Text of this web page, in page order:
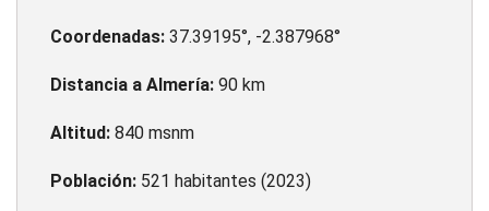
Coordenadas: 37.39195°, -2.387968°
Distancia a Almería: 90 km
Altitud: 840 msnm
Población: 521 habitantes (2023)